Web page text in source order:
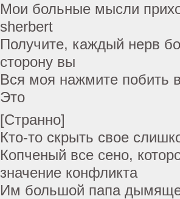
Мои больные мысли
sherbert
Получите, каждый нерв
сторону вы
Вся моя нажмите побить
Это
[Странно]
Кто-то скрыть свое
Копченый все сено,
значение конфликта
Им большой папа